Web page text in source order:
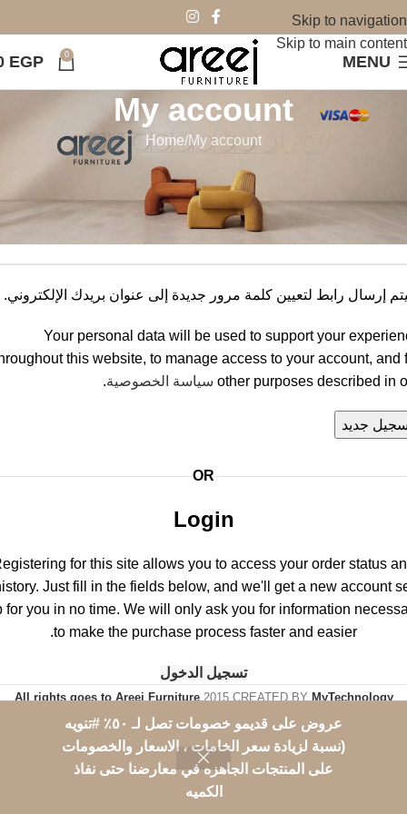
عروض على قديمو خصومات تصل لـ ٥٠٪؜ #تنويه
(نسبة لزيادة سعر الخامات ، الاسعار والخصومات
على المنتجات الجاهزه في معارضنا حتى نفاذ
الكميه
Skip to navigation
Skip to main content
MENU
0
EGP
My account
Home My account
الإلكتروني
إرسال رابط لتعيين كلمة مرور جديدة إلى عنوان بريدك الإلكتروني.
Your personal data will be used to support your
this website, to manage access to your account, and
other purposes described in سياسة الخصوصية.
جديد
OR
Login
for this site allows you to access your order status
Just fill in the fields below, and we'll get a new account
for you in no time. We will only ask you for information
to make the purchase process faster and easier.
تسجيل الدخول
All rights goes to Areej Furniture 2015 CREATED BYMyTechnology
Setup